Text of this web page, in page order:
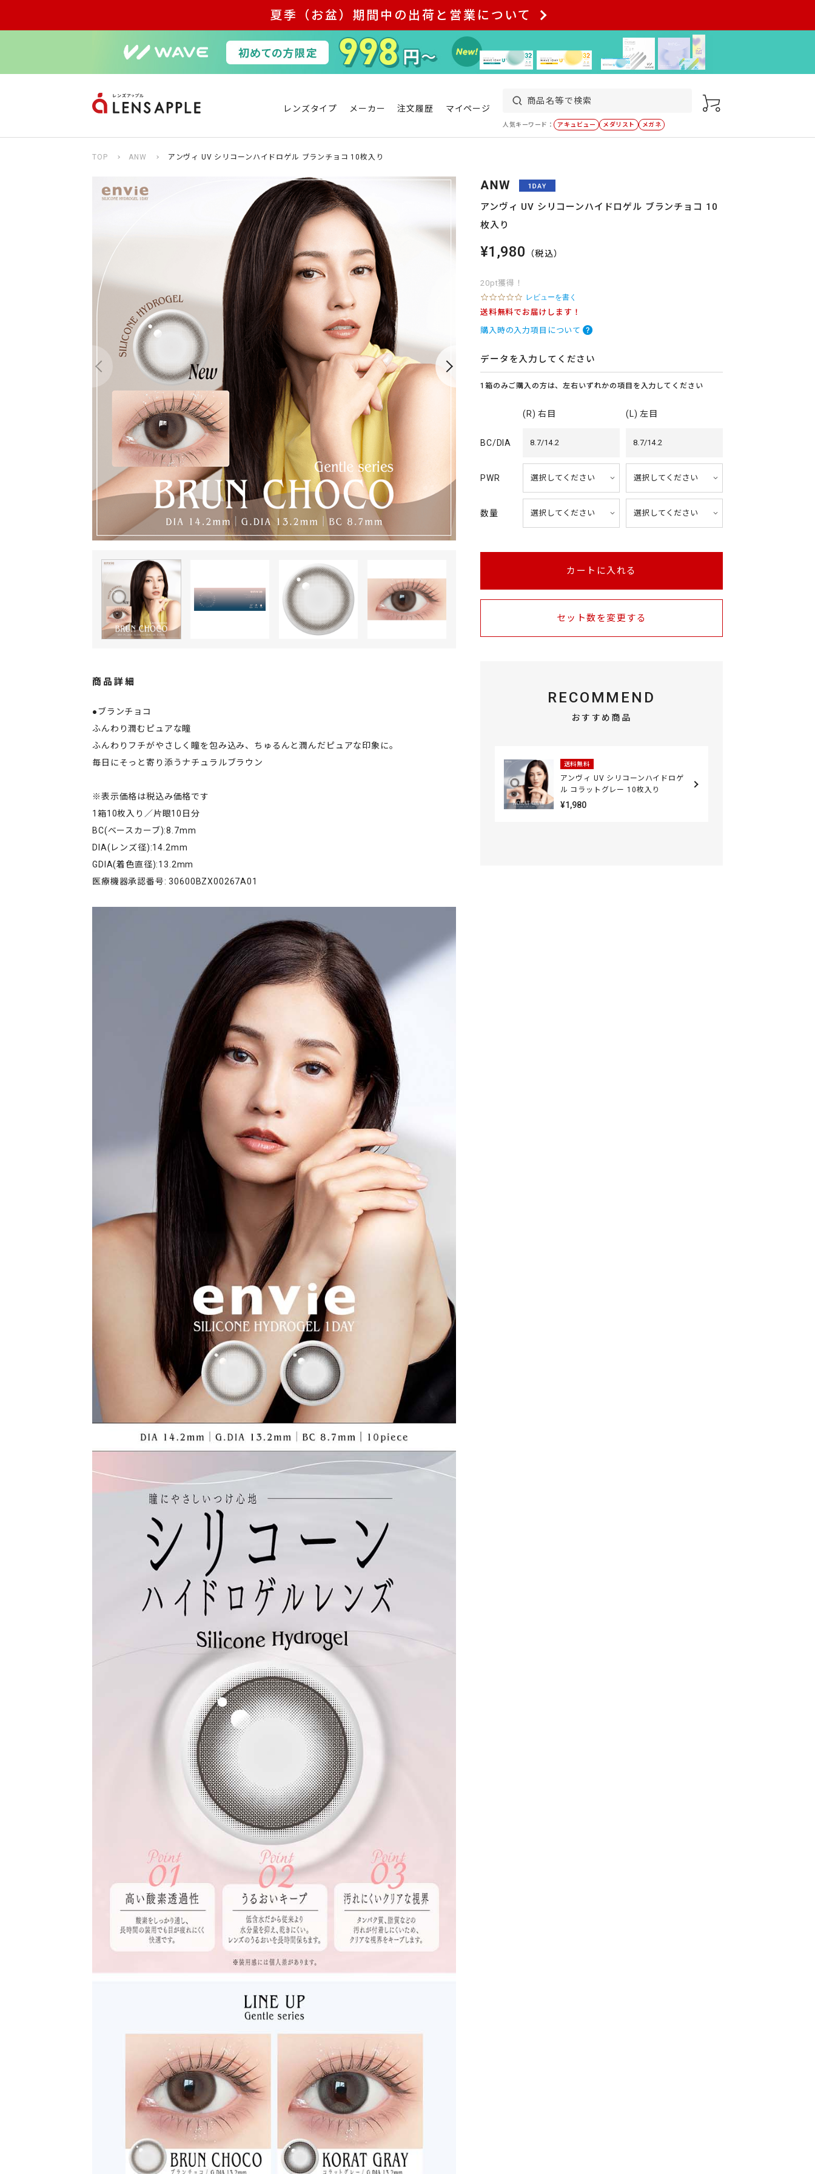
夏季（お盆）期間中の出荷と営業について
レンズタイプ メーカー 注文履歴 マイページ
人気キーワード： アキュビュー メダリスト メガネ
TOP ANW アンヴィ UV シリコーンハイドロゲル ブランチョコ 10枚入り
商品詳細
●ブランチョコ
ふんわり潤むピュアな瞳
ふんわりフチがやさしく瞳を包み込み、ちゅるんと潤んだピュアな印象に。
毎日にそっと寄り添うナチュラルブラウン
※表示価格は税込み価格です
1箱10枚入り／片眼10日分
BC(ベースカーブ):8.7mm
DIA(レンズ径):14.2mm
GDIA(着色直径):13.2mm
医療機器承認番号: 30600BZX00267A01
アンヴィ UV シリコーンハイドロゲル ブランチョコ 10
枚入り
¥1,980 （税込）
20pt獲得！
0
.
0
s
r
r
a
t
n
g
レビューを書く
送料無料でお届けします！
購入時の入力項目について
データを入力してください
1箱のみご購入の方は、左右いずれかの項目を入力してください
(R) 右目 (L) 左目
BC/DIA 8.7/14.2 8.7/14.2
PWR
数量
カートに入れる
セット数を変更する
RECOMMEND
おすすめ商品
送料無料
アンヴィ UV シリコーンハイドロゲ
ル コラットグレー 10枚入り
¥1,980